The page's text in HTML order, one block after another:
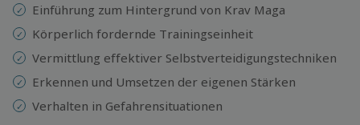
Einführung zum Hintergrund von Krav Maga
Körperlich fordernde Trainingseinheit
Vermittlung effektiver Selbstverteidigungstechniken
Erkennen und Umsetzen der eigenen Stärken
Verhalten in Gefahrensituationen